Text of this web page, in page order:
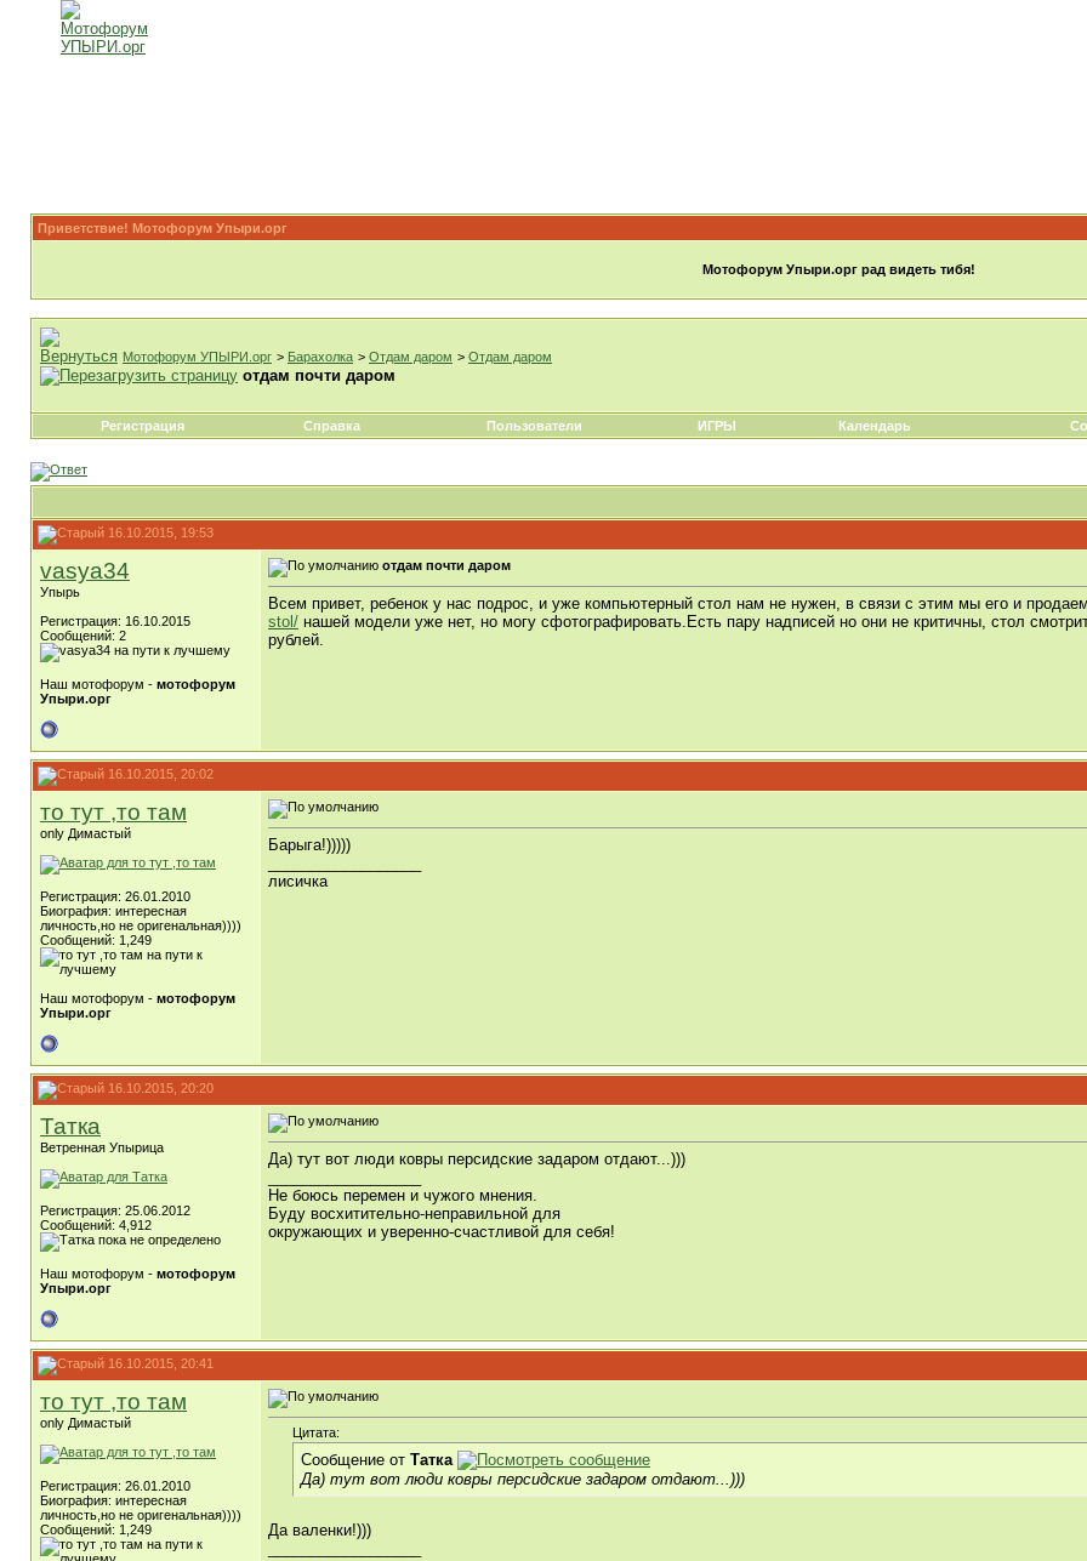
Приветствие! Мотофорум Упыри.орг
Мотофорум Упыри.орг рад видеть тибя!
Мотофорум УПЫРИ.орг > Барахолка > Отдам даром > Отдам даром
отдам почти даром
Регистрация Справка Пользователи ИГРЫ Календарь
16.10.2015, 19:53
vasya34
Упырь
Регистрация: 16.10.2015
Сообщений: 2
Наш мотофорум - мотофорум
Упыри.орг
отдам почти даром
Всем привет, ребенок у нас подрос, и уже компьютерный стол нам не нужен, в связи с этим мы его и
stol/ нашей модели уже нет, но могу сфотографировать.Есть пару надписей но они не критичны, стол
рублей.
16.10.2015, 20:02
то тут ,то там
only Димастый
Регистрация: 26.01.2010
Биография: интересная
личность,но не оригенальная))))
Сообщений: 1,249
Наш мотофорум - мотофорум
Упыри.орг
Барыга!)))))
лисичка
16.10.2015, 20:20
Татка
Ветренная Упырица
Регистрация: 25.06.2012
Сообщений: 4,912
Наш мотофорум - мотофорум
Упыри.орг
Да) тут вот люди ковры персидские задаром отдают...)))
Не боюсь перемен и чужого мнения.
Буду восхитительно-неправильной для
окружающих и уверенно-счастливой для себя!
16.10.2015, 20:41
то тут ,то там
only Димастый
Регистрация: 26.01.2010
Биография: интересная
личность,но не оригенальная))))
Сообщений: 1,249
Цитата:
Сообщение от Татка
Да) тут вот люди ковры персидские задаром отдают...)))
Да валенки!)))